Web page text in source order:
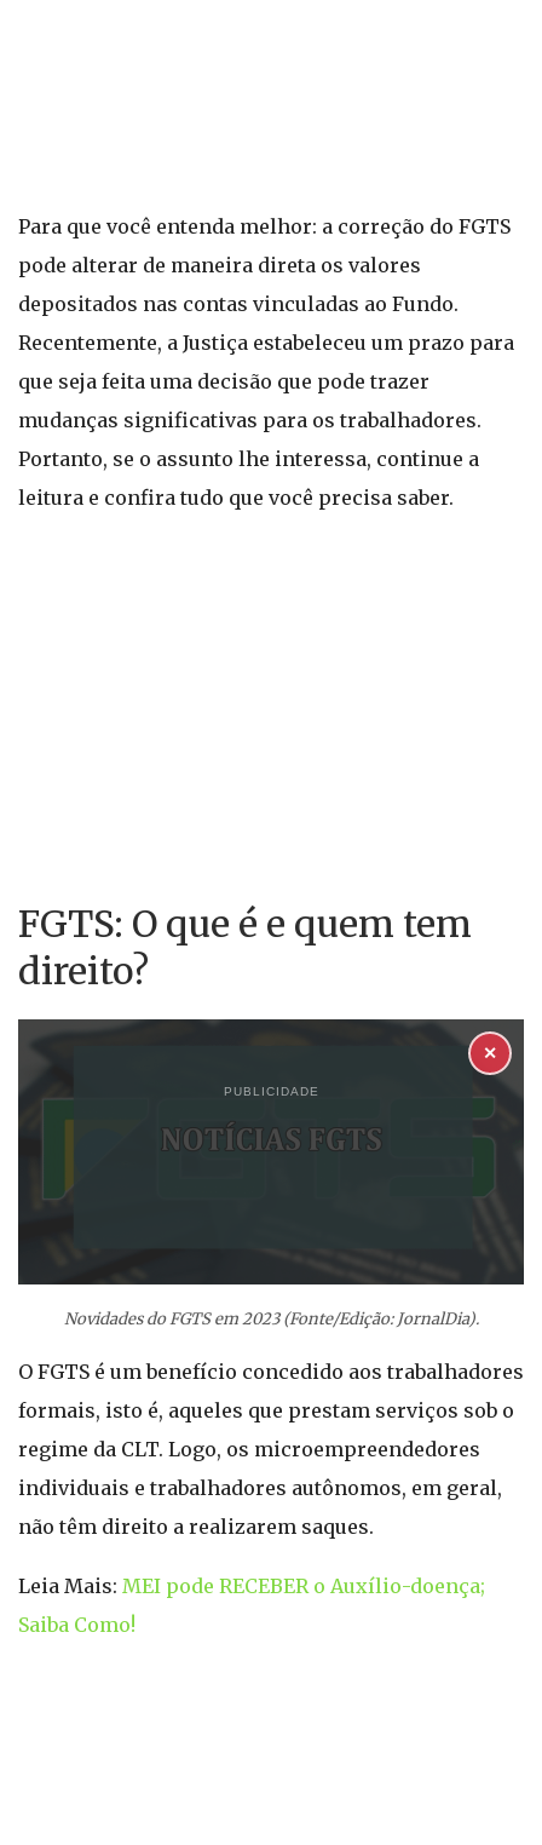
Para que você entenda melhor: a correção do FGTS
pode alterar de maneira direta os valores
depositados nas contas vinculadas ao Fundo.
Recentemente, a Justiça estabeleceu um prazo para
que seja feita uma decisão que pode trazer
mudanças significativas para os trabalhadores.
Portanto, se o assunto lhe interessa, continue a
leitura e confira tudo que você precisa saber.
FGTS: O que é e quem tem
direito?
PUBLICIDADE
✕
Novidades do FGTS em 2023 (Fonte/Edição: JornalDia).
O FGTS é um benefício concedido aos trabalhadores
formais, isto é, aqueles que prestam serviços sob o
regime da CLT. Logo, os microempreendedores
individuais e trabalhadores autônomos, em geral,
não têm direito a realizarem saques.
Leia Mais: MEI pode RECEBER o Auxílio-doença;
Saiba Como!